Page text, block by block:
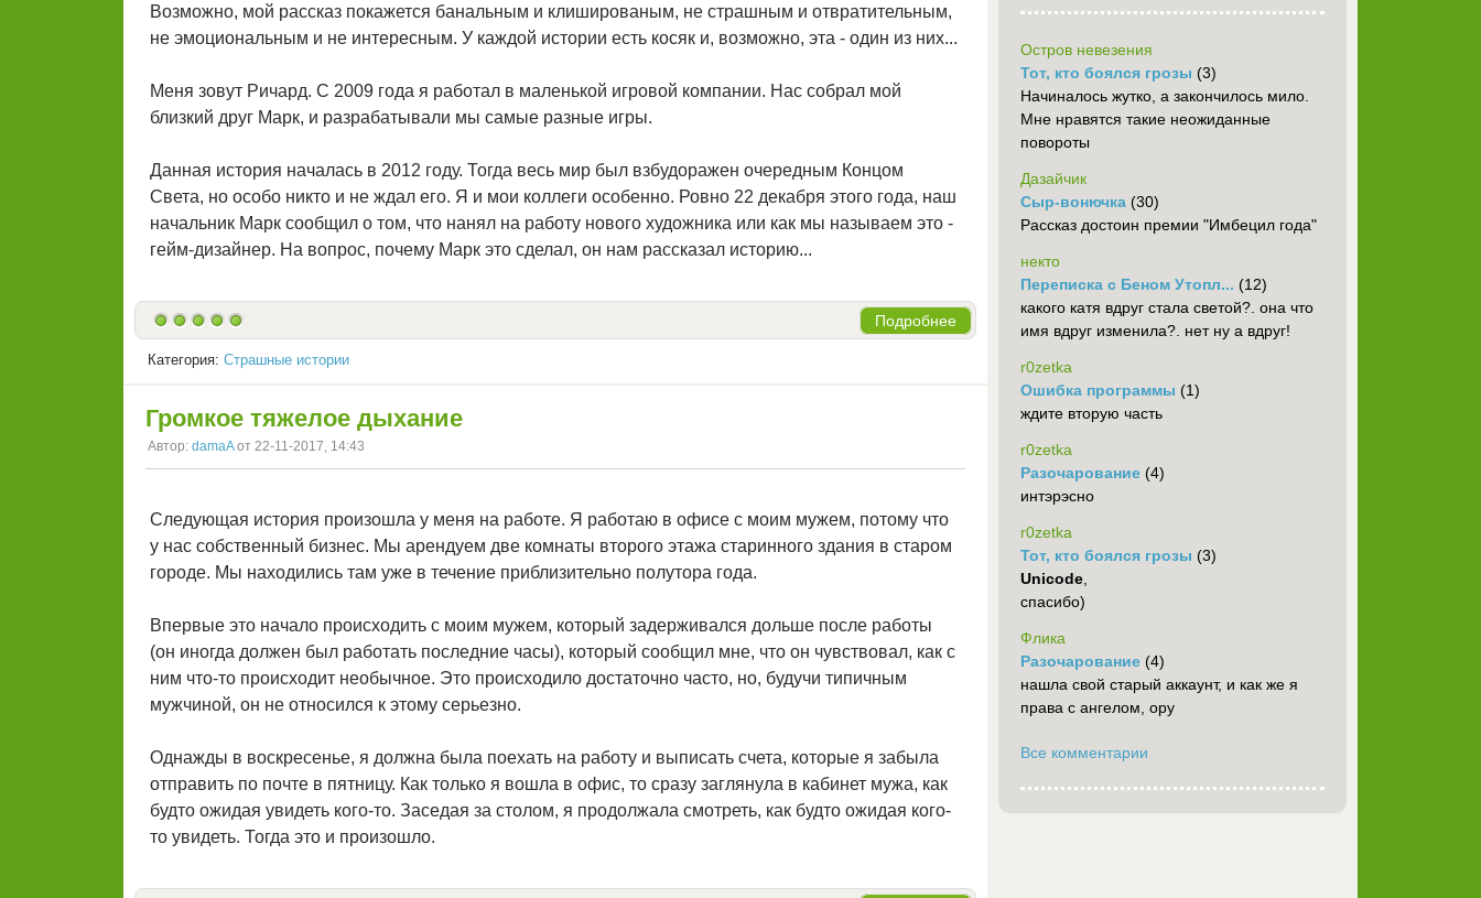
Возможно, мой рассказ покажется банальным и клишированым, не страшным и отвратительным,
не эмоциональным и не интересным. У каждой истории есть косяк и, возможно, эта - один из них...
Меня зовут Ричард. С 2009 года я работал в маленькой игровой компании. Нас собрал мой
близкий друг Марк, и разрабатывали мы самые разные игры.
Данная история началась в 2012 году. Тогда весь мир был взбудоражен очередным Концом
Света, но особо никто и не ждал его. Я и мои коллеги особенно. Ровно 22 декабря этого года, наш
начальник Марк сообщил о том, что нанял на работу нового художника или как мы называем это -
гейм-дизайнер. На вопрос, почему Марк это сделал, он нам рассказал историю...
Подробнее
Категория: Страшные истории
Громкое тяжелое дыхание
Автор: damaAот 22-11-2017, 14:43
Следующая история произошла у меня на работе. Я работаю в офисе с моим мужем, потому что
у нас собственный бизнес. Мы арендуем две комнаты второго этажа старинного здания в старом
городе. Мы находились там уже в течение приблизительно полутора года.
Впервые это начало происходить с моим мужем, который задерживался дольше после работы
(он иногда должен был работать последние часы), который сообщил мне, что он чувствовал, как с
ним что-то происходит необычное. Это происходило достаточно часто, но, будучи типичным
мужчиной, он не относился к этому серьезно.
Однажды в воскресенье, я должна была поехать на работу и выписать счета, которые я забыла
отправить по почте в пятницу. Как только я вошла в офис, то сразу заглянула в кабинет мужа, как
будто ожидая увидеть кого-то. Заседая за столом, я продолжала смотреть, как будто ожидая кого-
то увидеть. Тогда это и произошло.
Остров невезения
Тот, кто боялся грозы (3)
Начиналось жутко, а закончилось мило.
Мне нравятся такие неожиданные
повороты
Дазайчик
Сыр-вонючка (30)
Рассказ достоин премии "Имбецил года"
некто
Переписка с Беном Утопл... (12)
какого катя вдруг стала светой?. она что
имя вдруг изменила?. нет ну а вдруг!
r0zetka
Ошибка программы (1)
ждите вторую часть
r0zetka
Разочарование (4)
интэрэсно
r0zetka
Тот, кто боялся грозы (3)
Unicode
спасибо)
Флика
Разочарование (4)
нашла свой старый аккаунт, и как же я
права с ангелом, ору
Все комментарии